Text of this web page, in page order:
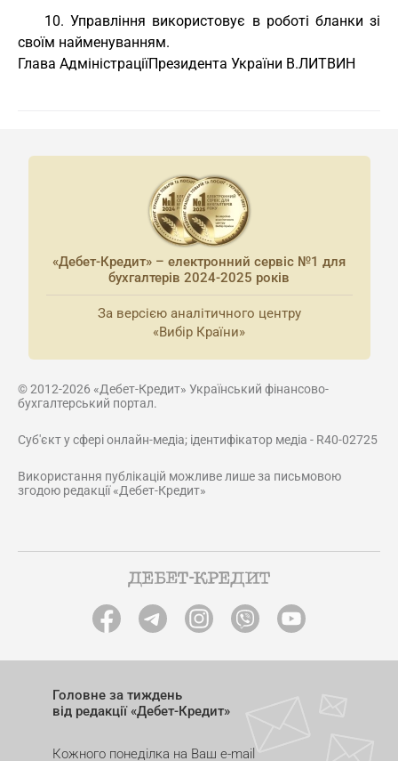
10. Управління використовує в роботі бланки зі
своїм найменуванням.
Глава АдміністраціїПрезидента України В.ЛИТВИН
«Дебет-Кредит» – електронний сервіс №1 для
бухгалтерів 2024-2025 років
За версією аналітичного центру
«Вибір Країни»
© 2012-2026 «Дебет-Кредит» Український фінансово-
бухгалтерський портал.
Суб'єкт у сфері онлайн-медіа; ідентифікатор медіа - R40-02725
Використання публікацій можливе лише за письмовою
згодою редакції «Дебет-Кредит»
Головне за тиждень
від редакції «Дебет-Кредит»
Кожного понеділка на Ваш e-mail